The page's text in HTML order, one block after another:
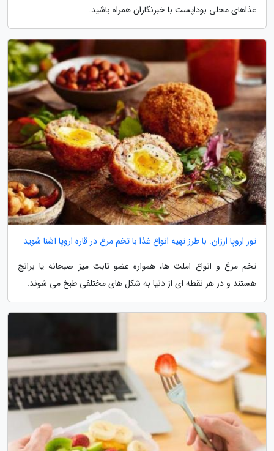
غذاهای محلی بوداپست با خبرنگاران همراه باشید.
تور اروپا ارزان: با طرز تهیه انواع غذا با تخم مرغ در قاره اروپا آشنا شوید
تخم مرغ و انواع املت ها، همواره عضو ثابت میز صبحانه یا برانچ
هستند و در هر نقطه ای از دنیا به شکل های مختلفی طبخ می شوند.